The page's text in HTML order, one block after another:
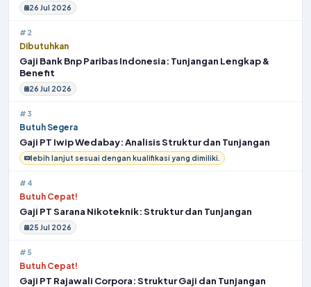
26 Jul 2026
#2
Dibutuhkan
Gaji Bank Bnp Paribas Indonesia: Tunjangan Lengkap &
Benefit
26 Jul 2026
#3
Butuh Segera
Gaji PT Iwip Wedabay: Analisis Struktur dan Tunjangan
lebih lanjut sesuai dengan kualifikasi yang dimiliki.
#4
Butuh Cepat!
Gaji PT Sarana Nikoteknik: Struktur dan Tunjangan
25 Jul 2026
#5
Butuh Cepat!
Gaji PT Rajawali Corpora: Struktur Gaji dan Tunjangan